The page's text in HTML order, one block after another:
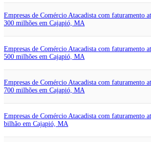
Empresas de Comércio Atacadista com faturamento
300 milhões em Cajapió, MA
Empresas de Comércio Atacadista com faturamento
500 milhões em Cajapió, MA
Empresas de Comércio Atacadista com faturamento
700 milhões em Cajapió, MA
Empresas de Comércio Atacadista com faturamento
bilhão em Cajapió, MA